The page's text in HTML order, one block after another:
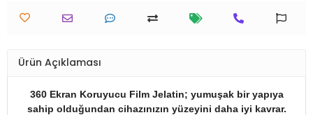
Ürün Açıklaması
360 Ekran Koruyucu Film Jelatin; yumuşak bir yapıya
sahip olduğundan cihazınızın yüzeyini daha iyi kavrar.